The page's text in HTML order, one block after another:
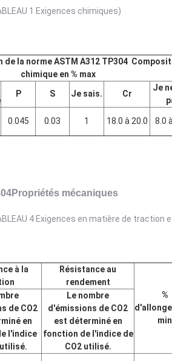
1 Exigences chimiques)
la norme ASTM A312 TP304
chimique en % max
P S Je sais. Cr
Je
0.045 0.03 1 18.0 à 20.0 8.0
Propriétés mécaniques
4 Exigences en matière de traction
à la
Résistance au
rendement
%
min
de CO2
en
l'indice
Le nombre
d'émissions de CO2
est déterminé en
fonction de l'indice de
CO2 utilisé.